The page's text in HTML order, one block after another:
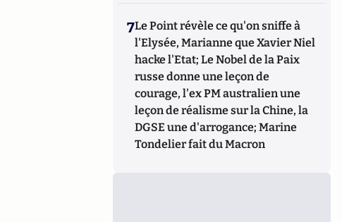
7Le Point révèle ce qu'on sniffe à
l'Elysée, Marianne que Xavier Niel
hacke l'Etat; Le Nobel de la Paix
russe donne une leçon de
courage, l'ex PM australien une
leçon de réalisme sur la Chine, la
DGSE une d'arrogance; Marine
Tondelier fait du Macron